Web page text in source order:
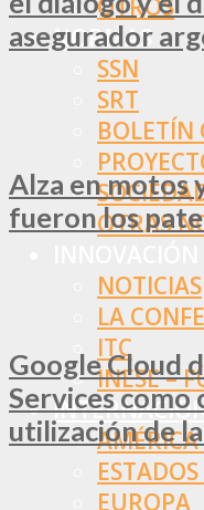
OTROS
NORMAS
SSN
SRT
BOLETÍN
OTRAS
NOTICIAS
LA CONFE
ITC
INESE –
EUROPA
asegurador
Alza en motos
fueron los
Google Cloud
Services como
utilización de